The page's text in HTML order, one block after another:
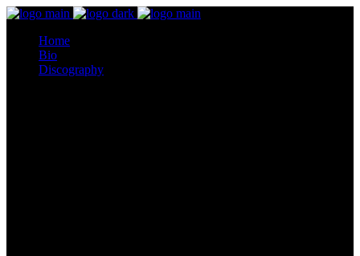
Home
Bio
Discography